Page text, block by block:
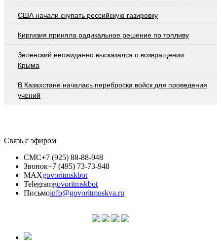
США начали скупать российскую газировку
Киргизия приняла радикальное решение по топливу
Зеленский неожиданно высказался о возвращении
Крыма
В Казахстане началась переброска войск для проведения
учений
Связь с эфиром
СМС+7 (925) 88-88-948
Звонок+7 (495) 73-73-948
MAXgovoritmskbot
Telegramgovoritmskbot
Письмоinfo@govoritmoskva.ru